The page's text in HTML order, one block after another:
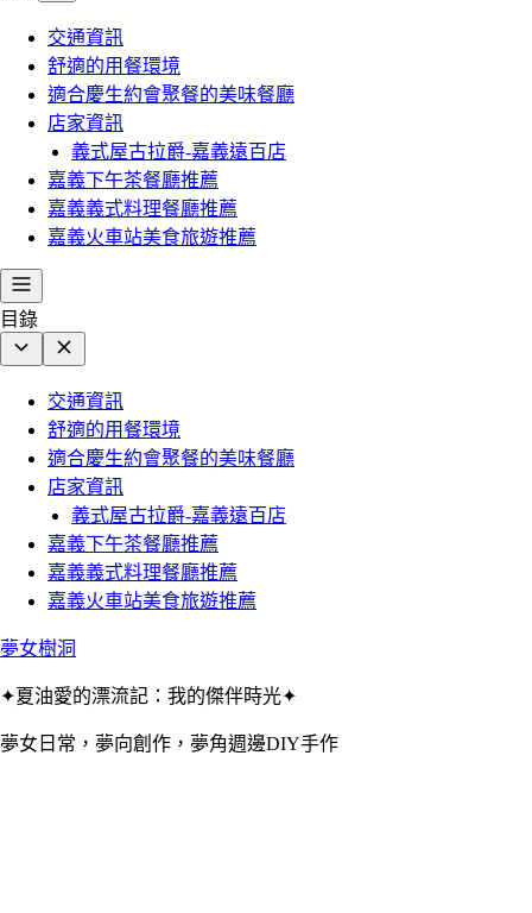
交通資訊
舒適的用餐環境
適合慶生約會聚餐的美味餐廳
店家資訊
義式屋古拉爵-嘉義遠百店
嘉義下午茶餐廳推薦
嘉義義式料理餐廳推薦
嘉義火車站美食旅遊推薦
目錄
交通資訊
舒適的用餐環境
適合慶生約會聚餐的美味餐廳
店家資訊
義式屋古拉爵-嘉義遠百店
嘉義下午茶餐廳推薦
嘉義義式料理餐廳推薦
嘉義火車站美食旅遊推薦
夢女樹洞
✦夏油愛的漂流記：我的傑伴時光✦
夢女日常，夢向創作，夢角週邊DIY手作